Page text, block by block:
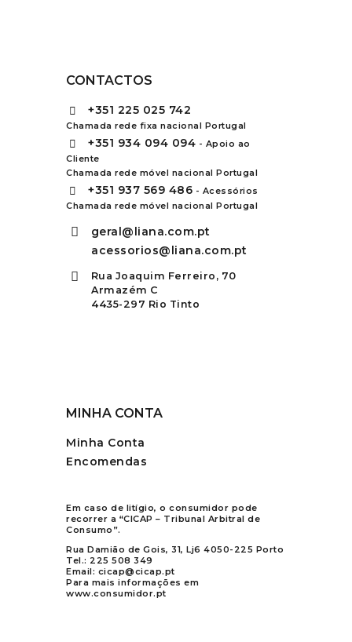
CONTACTOS
+351 225 025 742
Chamada rede fixa nacional Portugal
+351 934 094 094 - Apoio ao
Cliente
Chamada rede móvel nacional Portugal
+351 937 569 486 - Acessórios
Chamada rede móvel nacional Portugal
geral@liana.com.pt
acessorios@liana.com.pt
Rua Joaquim Ferreiro, 70
Armazém C
4435-297 Rio Tinto
MINHA CONTA
Minha Conta
Encomendas
Em caso de litígio, o consumidor pode
recorrer a “CICAP – Tribunal Arbitral de
Consumo”.
Rua Damião de Gois, 31, Lj6 4050-225 Porto
Tel.: 225 508 349
Email: cicap@cicap.pt
Para mais informações em
www.consumidor.pt